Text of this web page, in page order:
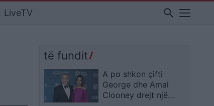
LiveTV search
të fundit
A po shkon çifti
George dhe Amal
Clooney drejt një